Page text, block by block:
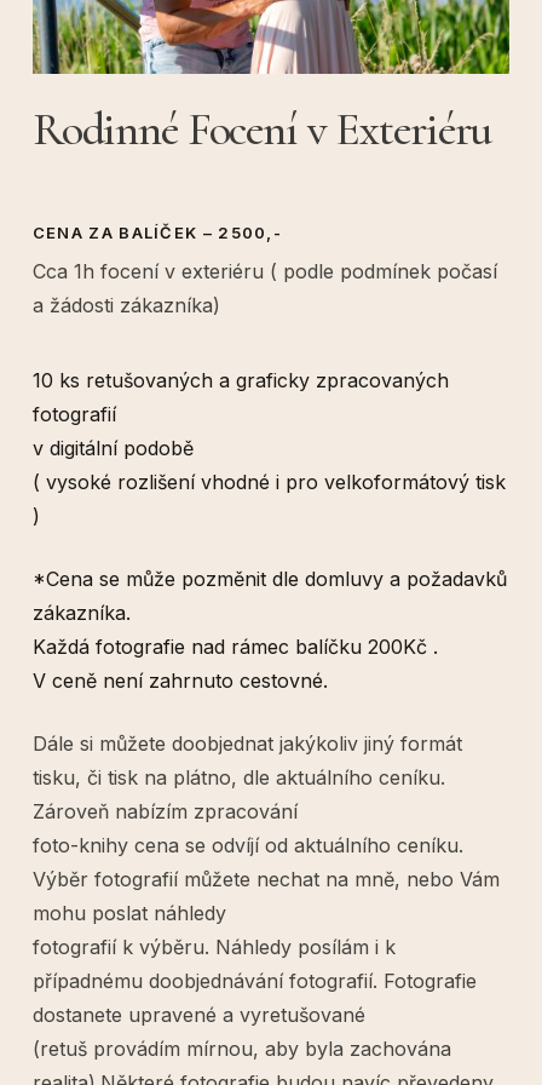
Rodinné Focení v Exteriéru
CENA ZA BALÍČEK – 2500,-
Cca 1h focení v exteriéru ( podle podmínek počasí
a žádosti zákazníka)
10 ks retušovaných a graficky zpracovaných
fotografií
v digitální podobě
( vysoké rozlišení vhodné i pro velkoformátový tisk
)
*Cena se může pozměnit dle domluvy a požadavků
zákazníka.
Každá fotografie nad rámec balíčku 200Kč .
V ceně není zahrnuto cestovné.
Dále si můžete doobjednat jakýkoliv jiný formát
tisku, či tisk na plátno, dle aktuálního ceníku.
Zároveň nabízím zpracování
foto-knihy cena se odvíjí od aktuálního ceníku.
Výběr fotografií můžete nechat na mně, nebo Vám
mohu poslat náhledy
fotografií k výběru. Náhledy posílám i k
případnému doobjednávání fotografií. Fotografie
dostanete upravené a vyretušované
(retuš provádím mírnou, aby byla zachována